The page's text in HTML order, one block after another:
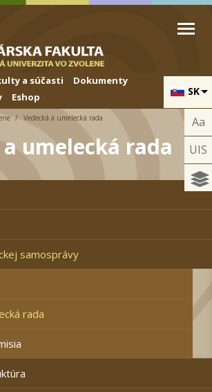
SK
a súčasti
Dokumenty
Eshop
Aa
UIS
Vedecká a umelecká rada
umelecká rada
samosprávy
rada